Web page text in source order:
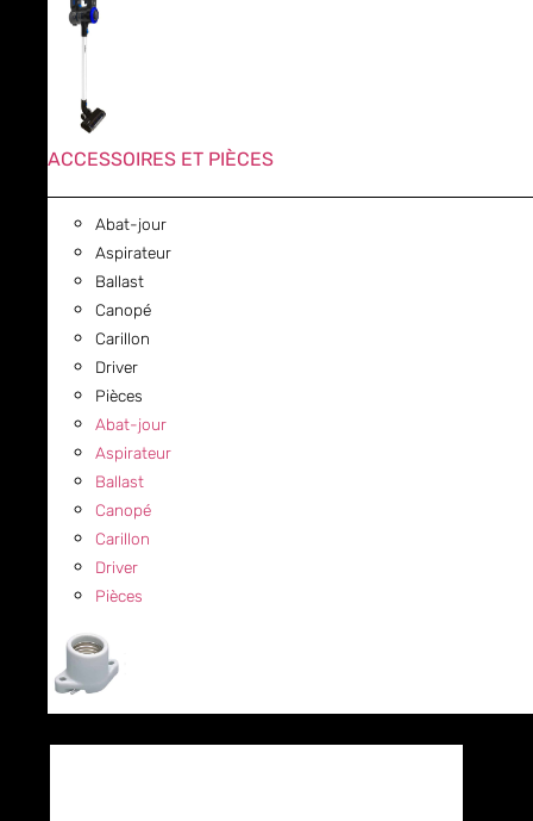
ACCESSOIRES ET PIÈCES
Abat-jour
Aspirateur
Ballast
Canopé
Carillon
Driver
Pièces
Abat-jour
Aspirateur
Ballast
Canopé
Carillon
Driver
Pièces